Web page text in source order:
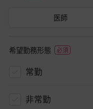
医師
希望勤務形態
常勤
非常勤